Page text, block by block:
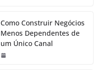
Como Construir Negócios
Menos Dependentes de
um Único Canal